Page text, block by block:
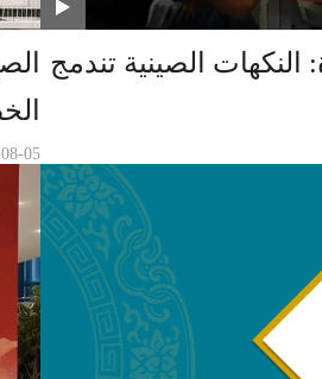
النكهات الصينية تندمج
05